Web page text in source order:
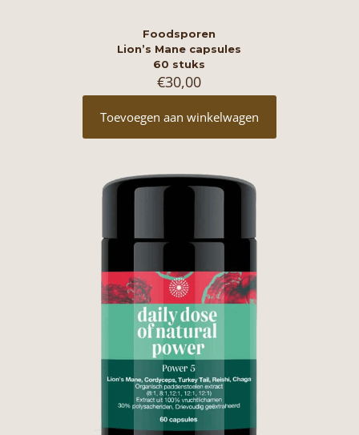
Foodsporen
Lion’s Mane capsules
60 stuks
€30,00
Toevoegen aan winkelwagen